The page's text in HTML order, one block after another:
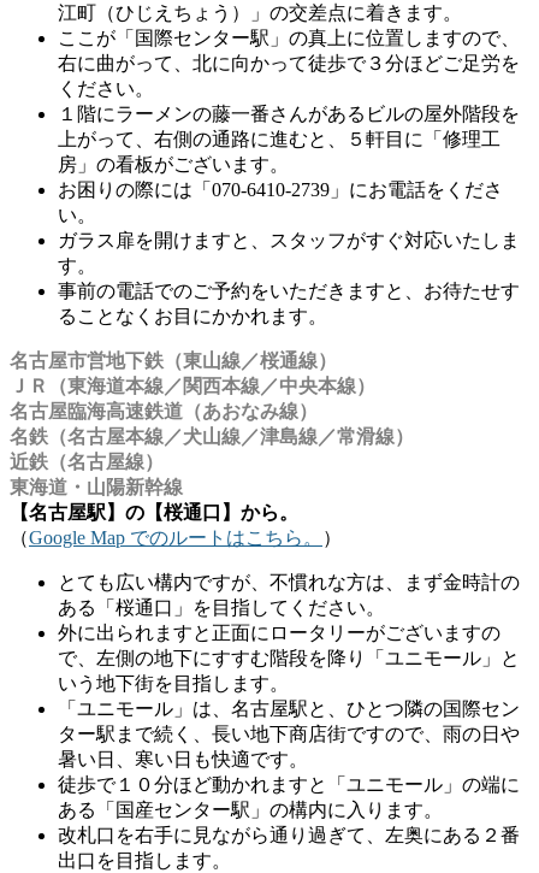
江町（ひじえちょう）」の交差点に着きます。
ここが「国際センター駅」の真上に位置しますので、
右に曲がって、北に向かって徒歩で３分ほどご足労を
ください。
１階にラーメンの藤一番さんがあるビルの屋外階段を
上がって、右側の通路に進むと、５軒目に「修理工
房」の看板がございます。
お困りの際には「070-6410-2739」にお電話をくださ
い。
ガラス扉を開けますと、スタッフがすぐ対応いたしま
す。
事前の電話でのご予約をいただきますと、お待たせす
ることなくお目にかかれます。
名古屋市営地下鉄（東山線／桜通線）
ＪＲ（東海道本線／関西本線／中央本線）
名古屋臨海高速鉄道（あおなみ線）
名鉄（名古屋本線／犬山線／津島線／常滑線）
近鉄（名古屋線）
東海道・山陽新幹線
【名古屋駅】の【桜通口】から。
（Google Map でのルートはこちら。 ）
とても広い構内ですが、不慣れな方は、まず金時計の
ある「桜通口」を目指してください。
外に出られますと正面にロータリーがございますの
で、左側の地下にすすむ階段を降り「ユニモール」と
いう地下街を目指します。
「ユニモール」は、名古屋駅と、ひとつ隣の国際セン
ター駅まで続く、長い地下商店街ですので、雨の日や
暑い日、寒い日も快適です。
徒歩で１０分ほど動かれますと「ユニモール」の端に
ある「国産センター駅」の構内に入ります。
改札口を右手に見ながら通り過ぎて、左奥にある２番
出口を目指します。